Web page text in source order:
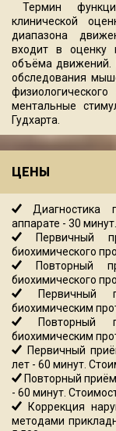
Термин
клинической
диапазона
входит в оценку
объёма движений.
обследования
ментальные
Гудхарта.
ЦЕНЫ
Диагностика
аппарате - 30
Первичный
биохимического
Повторный
биохимического
Первичный
биохимическим
Повторный
биохимическим
Первичный
лет - 60 минут.
Повторный
- 60 минут.
Коррекция
методами